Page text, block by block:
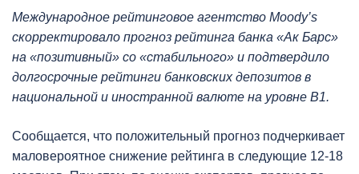
Международное рейтинговое агентство Moody’s
скорректировало прогноз рейтинга банка «Ак Барс»
на «позитивный» со «стабильного» и подтвердило
долгосрочные рейтинги банковских депозитов в
национальной и иностранной валюте на уровне B1.
Сообщается, что положительный прогноз подчеркивает
маловероятное снижение рейтинга в следующие 12-18